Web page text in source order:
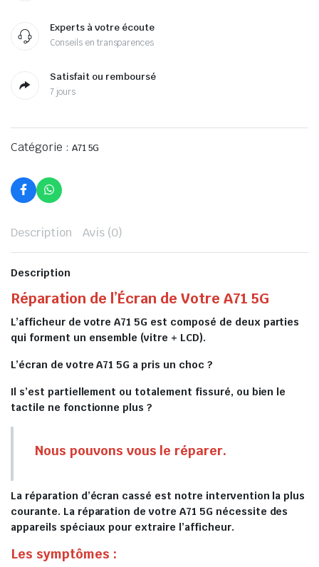
Experts à votre écoute
Conseils en transparences
Satisfait ou remboursé
7 jours
Catégorie : A71 5G
Description Avis (0)
Description
Réparation de l’Écran de Votre A71 5G
L’afficheur de votre A71 5G est composé de deux parties
qui forment un ensemble (vitre + LCD).
L’écran de votre A71 5G a pris un choc ?
Il s’est partiellement ou totalement fissuré, ou bien le
tactile ne fonctionne plus ?
Nous pouvons vous le réparer.
La réparation d’écran cassé est notre intervention la plus
courante. La réparation de votre A71 5G nécessite des
appareils spéciaux pour extraire l’afficheur.
Les symptômes :